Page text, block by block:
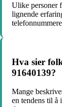
Ulike personer
lignende
Hva sier
91640139?
Mange
en tendens til å